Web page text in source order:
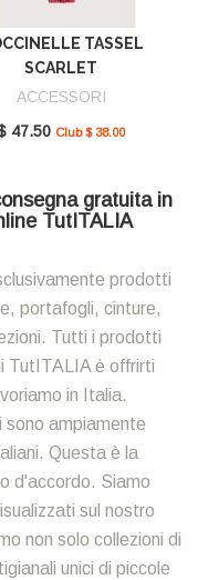
TASSEL
SCARLET
ACCESSORI
47.50 Club $ 38.00
gratuita in
TutITALIA
prodotti
portafogli, cinture,
Tutti i prodotti
TutITALIA è offrirti
in Italia.
sono ampiamente
Questa è la
d'accordo. Siamo
sul nostro
non solo collezioni di
unici di piccole